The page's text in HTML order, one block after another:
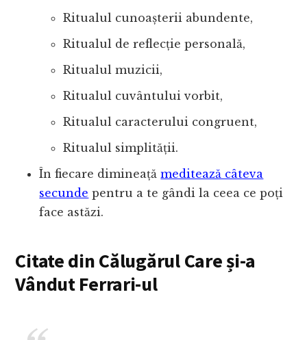
Ritualul cunoașterii abundente,
Ritualul de reflecție personală,
Ritualul muzicii,
Ritualul cuvântului vorbit,
Ritualul caracterului congruent,
Ritualul simplității.
În fiecare dimineațămeditează câteva
secunde pentru a te gândi la ceea ce poți
face astăzi.
Citate din Călugărul Care și-a
Vândut Ferrari-ul